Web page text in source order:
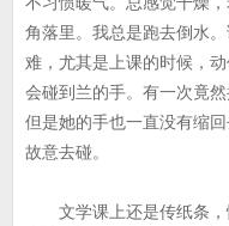
角落里。我总是跑去倒水
难，尤其是上课的时候，
会碰到兰的手。有一次竟
但是她的手也一直没有缩
故意去碰。
文学课上还是传纸条，